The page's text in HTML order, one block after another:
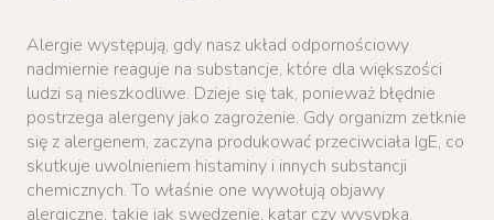
Alergie występują, gdy nasz układ odpornościowy
nadmiernie reaguje na substancje, które dla większości
ludzi są nieszkodliwe. Dzieje się tak, ponieważ błędnie
postrzega alergeny jako zagrożenie. Gdy organizm zetknie
się z alergenem, zaczyna produkować przeciwciała IgE, co
skutkuje uwolnieniem histaminy i innych substancji
chemicznych. To właśnie one wywołują objawy
alergiczne, takie jak swędzenie, katar czy wysypka.